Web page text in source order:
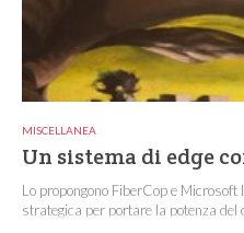
MISCELLANEA
Un sistema di edge
Lo propongono FiberCop e
strategica per portare la potenza del